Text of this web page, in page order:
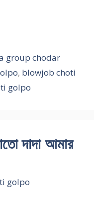
group chodar
, blowjob choti
golpo
দাদা আমার
golpo